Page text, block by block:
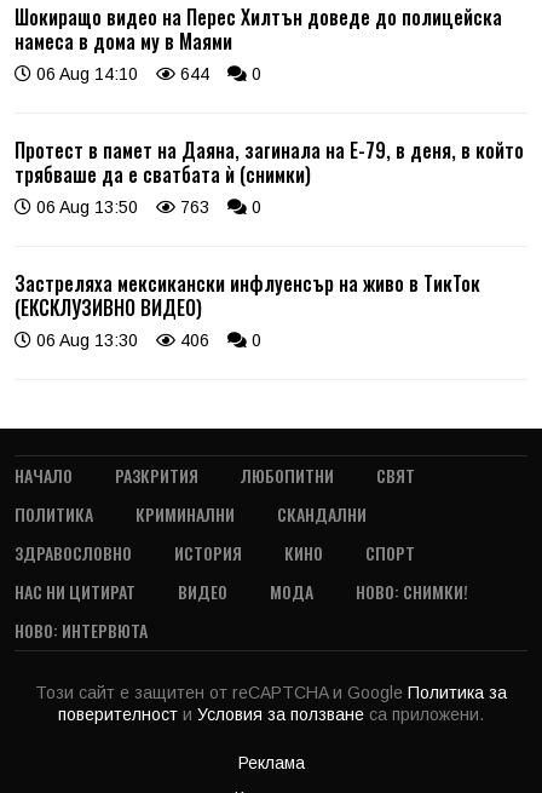
Шокиращо видео на Перес Хилтън доведе до полицейска
намеса в дома му в Маями
06 Aug 14:10 644 0
Протест в памет на Даяна, загинала на Е-79, в деня, в който
трябваше да е сватбата ѝ (снимки)
06 Aug 13:50 763 0
Застреляха мексикански инфлуенсър на живо в ТикТок
(ЕКСКЛУЗИВНО ВИДЕО)
06 Aug 13:30 406 0
НАЧАЛО РАЗКРИТИЯ ЛЮБОПИТНИ
СВЯТ
ПОЛИТИКА
КРИМИНАЛНИ
СКАНДАЛНИ
ЗДРАВОСЛОВНО
ИСТОРИЯ КИНО
СПОРТ
НАС НИ ЦИТИРАТ
ВИДЕО МОДА
НОВО: СНИМКИ!
НОВО: ИНТЕРВЮТА
Този сайт е защитен от reCAPTCHA и Google Политика за
поверителност и Условия за ползване са приложени.
Реклама